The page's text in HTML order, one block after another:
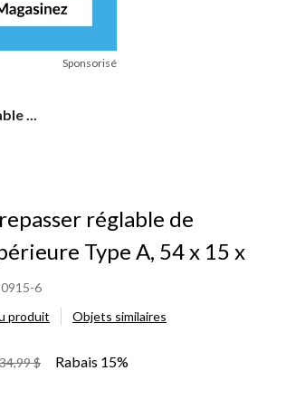
Sponsorisé
...
réglable de
Type A, 54 x 15 x
6
produit
Objets similaires
$
prixRabais 15%